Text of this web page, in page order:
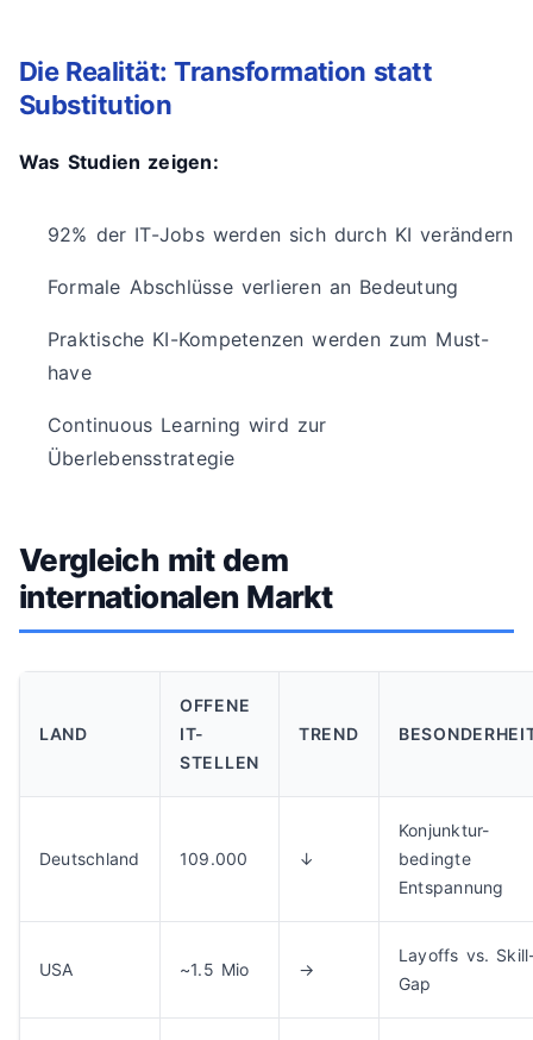
Die Realität: Transformation statt
Substitution
Was Studien zeigen:
92% der IT-Jobs werden sich durch KI verändern
Formale Abschlüsse verlieren an Bedeutung
Praktische KI-Kompetenzen werden zum Must-
have
Continuous Learning wird zur
Überlebensstrategie
Vergleich mit dem
internationalen Markt
LAND
OFFENE
IT-
STELLEN
TREND
Deutschland 109.000 ↓
Konjunktur-
bedingte
Entspannung
USA ~1.5 Mio →
Layoffs vs.
Gap